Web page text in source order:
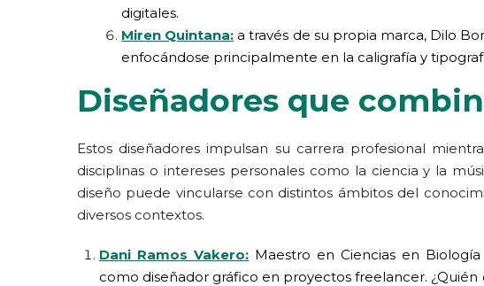
digitales.
Miren Quintana: a través de su propia marca, Dilo
enfocándose principalmente en la caligrafía y
Diseñadores que
Estos diseñadores impulsan su carrera profesional
disciplinas o intereses personales como la ciencia y la
diseño puede vincularse con distintos ámbitos del
diversos contextos.
Dani Ramos Vakero: Maestro en Ciencias en
como diseñador gráfico en proyectos freelancer.